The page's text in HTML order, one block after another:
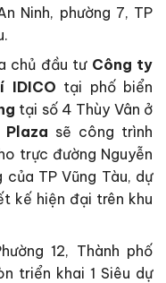
Ninh, phường 7, TP
chủ đầu tư Công ty
IDICO tại phố biển
tại số 4 Thùy Vân ở
Plaza sẽ công trình
trực đường Nguyễn
của TP Vũng Tàu, dự
kế hiện đại trên khu
12, Thành phố
triển khai 1 Siêu dự